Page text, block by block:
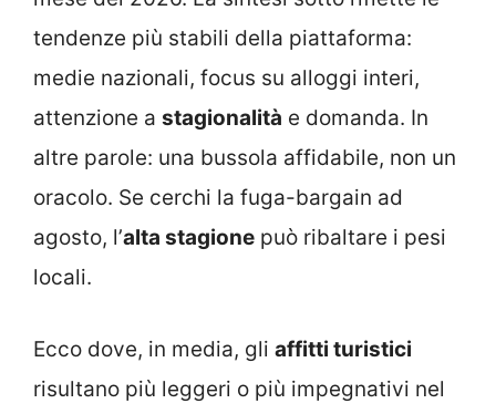
tendenze più stabili della piattaforma:
medie nazionali, focus su alloggi interi,
attenzione a stagionalità e domanda. In
altre parole: una bussola affidabile, non un
oracolo. Se cerchi la fuga-bargain ad
agosto, l’alta stagione può ribaltare i pesi
locali.
Ecco dove, in media, gli affitti turistici
risultano più leggeri o più impegnativi nel